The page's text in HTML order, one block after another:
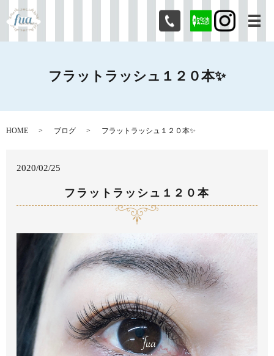
メ
フラットラッシュ１２０本✨
HOME ブログ フラットラッシュ１２０本✨
2020/02/25
フラットラッシュ１２０本